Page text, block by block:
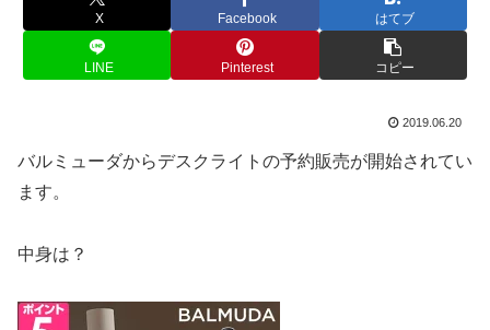
X Facebook はてブ
LINE Pinterest コピー
2019.06.20
バルミューダからデスクライトの予約販売が開始されてい
ます。
中身は？